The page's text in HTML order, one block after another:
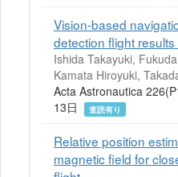
Vision-based
detection flight
Ishida Takayuki,
Kamata Hiroyuki,
Acta Astronautica
13日
査読有り
Relative position
magnetic field for